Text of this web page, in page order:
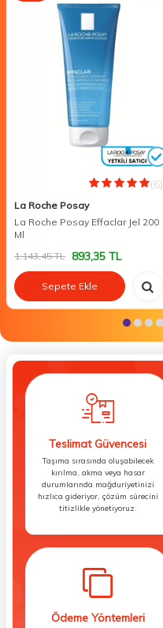
(6)
La Roche Posay
La Roche Posay Effaclar Jel 200
Ml
1.143,45TL 893,35 TL
Sepete Ekle
Teslimat Güvencesi
Taşıma sırasında oluşabilecek
kırılma, akma veya hasar
durumlarında mağduriyetinizi
hızlıca gideriyor, çözüm sürecini
titizlikle yönetiyoruz.
Ödeme Yöntemleri